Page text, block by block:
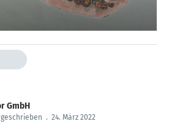
GmbH
. 24. März 2022